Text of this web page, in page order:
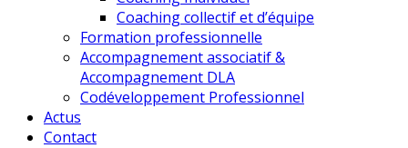
Coaching collectif et d’équipe
Formation professionnelle
Accompagnement associatif &
Accompagnement DLA
Codéveloppement Professionnel
Actus
Contact